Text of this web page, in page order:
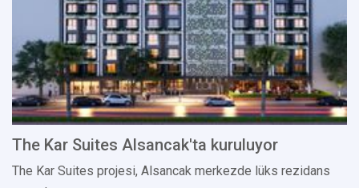
The Kar Suites Alsancak'ta kuruluyor
The Kar Suites projesi, Alsancak merkezde lüks rezidans